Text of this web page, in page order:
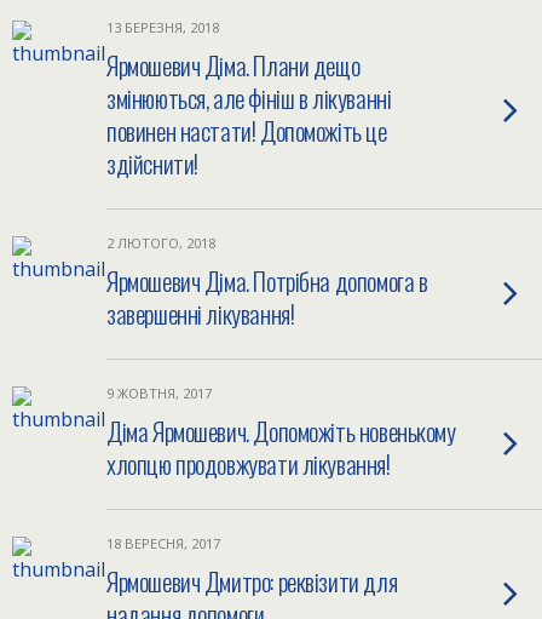
13 БЕРЕЗНЯ, 2018
Ярмошевич Діма. Плани дещо
змінюються, але фініш в лікуванні
повинен настати! Допоможіть це
здійснити!
2 ЛЮТОГО, 2018
Ярмошевич Діма. Потрібна допомога в
завершенні лікування!
9 ЖОВТНЯ, 2017
Діма Ярмошевич. Допоможіть новенькому
хлопцю продовжувати лікування!
18 ВЕРЕСНЯ, 2017
Ярмошевич Дмитро: реквізити для